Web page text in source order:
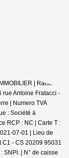
| Raison
rue Antoine Fratacci -
| Numero TVA
: Société à
RCP : NC | Carte T :
07-01 | Lieu de
- CS 20209 95031
| N° de caisse